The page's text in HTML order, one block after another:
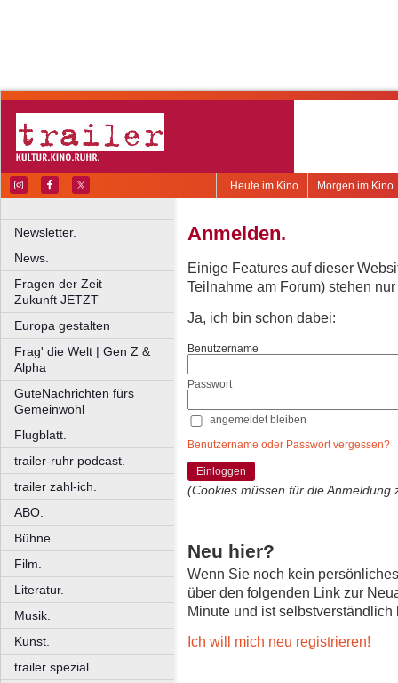
Morgen im Kino
Heute im Kino
Newsletter.
News.
Fragen der Zeit
Zukunft JETZT
Europa gestalten
Frag' die Welt | Gen Z &
Alpha
GuteNachrichten fürs
Gemeinwohl
Flugblatt.
trailer-ruhr podcast.
trailer zahl-ich.
ABO.
Bühne.
Film.
Literatur.
Musik.
Kunst.
trailer spezial.
Anmelden.
Einige Features auf dieser
Teilnahme am Forum) stehen
Ja, ich bin schon dabei:
Benutzername
Passwort
angemeldet bleiben
Benutzername oder Passwort vergessen?
Einloggen
(Cookies müssen für die Anmeldung
Neu hier?
Wenn Sie noch kein
über den folgenden Link zur
Minute und ist selbstverständlich
Ich will mich neu registrieren!